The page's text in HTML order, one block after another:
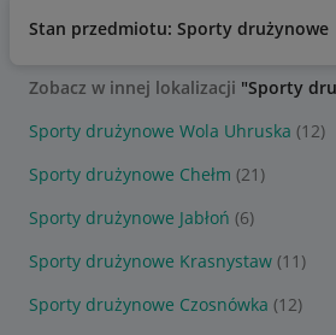
Stan przedmiotu: Sporty drużynowe
Zobacz w innej lokalizacji "Sporty
Sporty drużynowe Wola Uhruska (12)
Sporty drużynowe Chełm (21)
Sporty drużynowe Jabłoń (6)
Sporty drużynowe Krasnystaw (11)
Sporty drużynowe Czosnówka (12)